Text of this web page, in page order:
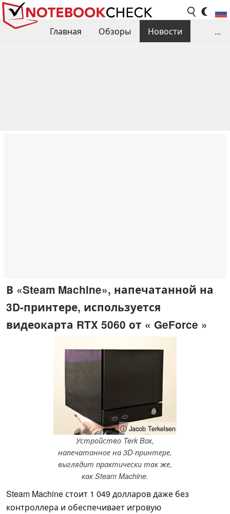
Главная Обзоры
Новости
...
В «Steam Machine», напечатанной на
3D-принтере, используется
видеокарта RTX 5060 от « GeForce »
ⓘ Jacob Terkelsen
Устройство Terk Box,
напечатанное на 3D-принтере,
выглядит практически так же,
как Steam Machine.
Steam Machine стоит 1 049 долларов даже без
контроллера и обеспечивает игровую